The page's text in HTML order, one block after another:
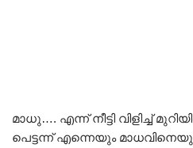
മാധു…. എന്ന് നീട്ടി വിളിച്ച്
പെട്ടന്ന് എന്നെയും